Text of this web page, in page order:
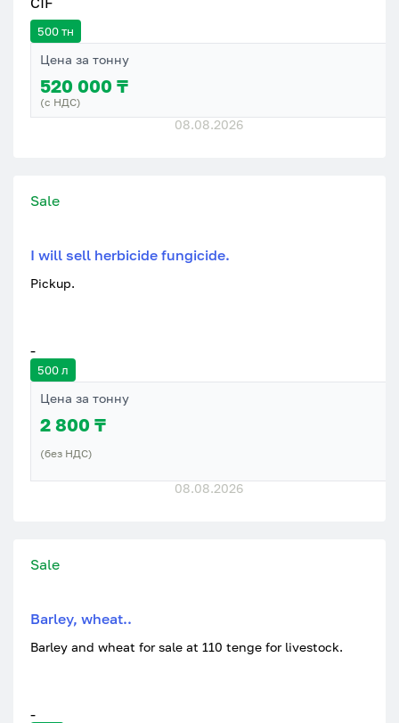
500 тн
08.08.2026
Цена за тонну
520 000 ₸
(с НДС)
Sale
I will sell herbicide fungicide.
Pickup.
-
500 л
08.08.2026
Цена за тонну
2 800 ₸
(без НДС)
Sale
Barley, wheat..
Barley and wheat for sale at 110 tenge for livestock.
-